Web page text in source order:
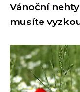
Vánoční
musíte